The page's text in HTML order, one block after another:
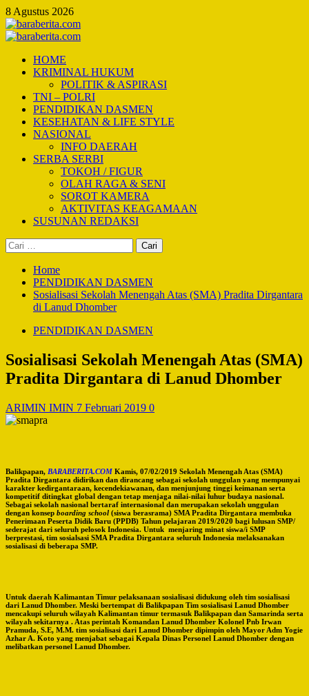
Skip
to
content
8 Agustus 2026
Primary
HOME
KRIMINAL HUKUM
POLITIK & ASPIRASI
TNI – POLRI
PENDIDIKAN DASMEN
KESEHATAN & LIFE STYLE
NASIONAL
INFO DAERAH
SERBA SERBI
TOKOH / FIGUR
OLAH RAGA & SENI
SOROT KAMERA
AKTIVITAS KEAGAMAAN
SUSUNAN REDAKSI
Cari
untuk:
Home
PENDIDIKAN DASMEN
Sosialisasi Sekolah Menengah Atas (SMA) Pradita Dirgantara
di Lanud Dhomber
PENDIDIKAN DASMEN
Sosialisasi Sekolah Menengah Atas (SMA)
Pradita Dirgantara di Lanud Dhomber
ARIMIN IMIN 7 Februari 2019 0
Balikpapan, BARABERITA.COM Kamis, 07/02/2019 Sekolah Menengah Atas (SMA)
Pradita Dirgantara didirikan dan dirancang sebagai sekolah unggulan yang mempunyai
karakter kedirgantaraan, kecendekiawanan, dan menjunjung tinggi keimanan serta
kompetitif ditingkat global dengan tetap menjaga nilai-nilai luhur budaya nasional.
Sebagai sekolah nasional bertaraf internasional dan merupakan sekolah unggulan
dengan konsep boarding school (siswa berasrama) SMA Pradita Dirgantara membuka
Penerimaan Peserta Didik Baru (PPDB) Tahun pelajaran 2019/2020 bagi lulusan SMP/
sederajat dari seluruh pelosok Indonesia. Untuk menjaring minat siswa/i SMP
berprestasi, tim sosialsasi SMA Pradita Dirgantara seluruh Indonesia melaksanakan
sosialisasi di beberapa SMP.
Untuk daerah Kalimantan Timur pelaksanaan sosialisasi didukung oleh tim sosialisasi
dari Lanud Dhomber. Meski bertempat di Balikpapan Tim sosialisasi Lanud Dhomber
mencakupi seluruh wilayah Kalimantan timur termasuk Balikpapan dan Samarinda serta
wilayah sekitarnya . Atas perintah Komandan Lanud Dhomber Kolonel Pnb Irwan
Pramuda, S.E, M.M. tim sosialisasi dari Lanud Dhomber dipimpin oleh Mayor Adm Yogie
Azhar A. Koto yang menjabat sebagai Kepala Dinas Personel Lanud Dhomber dengan
melibatkan personel Lanud Dhomber.